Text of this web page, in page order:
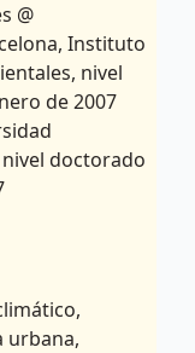
@
Instituto
nivel
de 2007
nivel doctorado
urbana,